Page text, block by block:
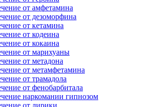
от амфетамина
от дезоморфина
от кетамина
от кодеина
от кокаина
от марихуаны
от метадона
от метамфетамина
от трамадола
от фенобарбитала
наркомании гипнозом
от лирики